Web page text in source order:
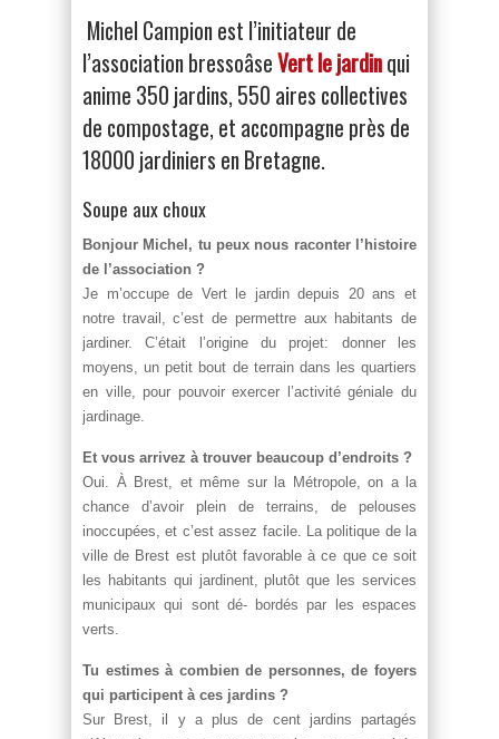
Michel Campion est l’initiateur de
l’association bressoâseVert le jardinqui
anime 350 jardins, 550 aires collectives
de compostage, et accompagne près de
18000 jardiniers en Bretagne.
Soupe aux choux
Bonjour Michel, tu peux nous raconter l’histoire
de l’association ?
Je m’occupe de Vert le jardin depuis 20 ans et
notre travail, c’est de permettre aux habitants de
jardiner. C’était l’origine du projet: donner les
moyens, un petit bout de terrain dans les quartiers
en ville, pour pouvoir exercer l’activité géniale du
jardinage.
Et vous arrivez à trouver beaucoup d’endroits ?
Oui. À Brest, et même sur la Métropole, on a la
chance d’avoir plein de terrains, de pelouses
inoccupées, et c’est assez facile. La politique de la
ville de Brest est plutôt favorable à ce que ce soit
les habitants qui jardinent, plutôt que les services
municipaux qui sont dé- bordés par les espaces
verts.
Tu estimes à combien de personnes, de foyers
qui participent à ces jardins ?
Sur Brest, il y a plus de cent jardins partagés